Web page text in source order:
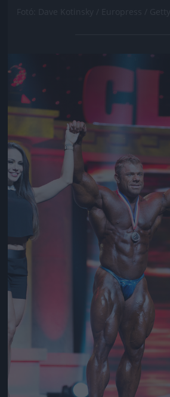
Jön még kép!